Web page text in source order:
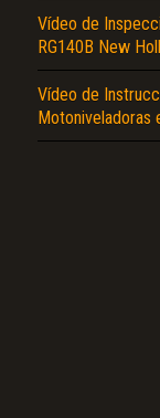
Vídeo de
RG140B New
Vídeo de
Motoniveladoras
El